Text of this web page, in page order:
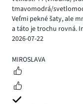
tmavomodrá/
Veľmi pekné šaty, ale
a táto je trochu rovná.
2026-07-22
5
MIROSLAVA